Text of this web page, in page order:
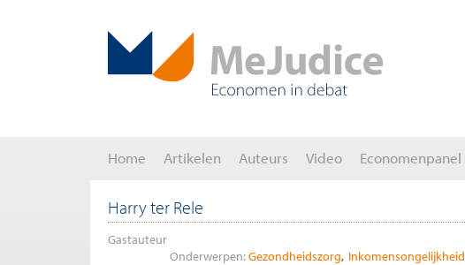
Home Artikelen Auteurs Video Economenpanel
Harry ter Rele
Gastauteur
Onderwerpen: Gezondheidszorg Inkomensongelijkheid